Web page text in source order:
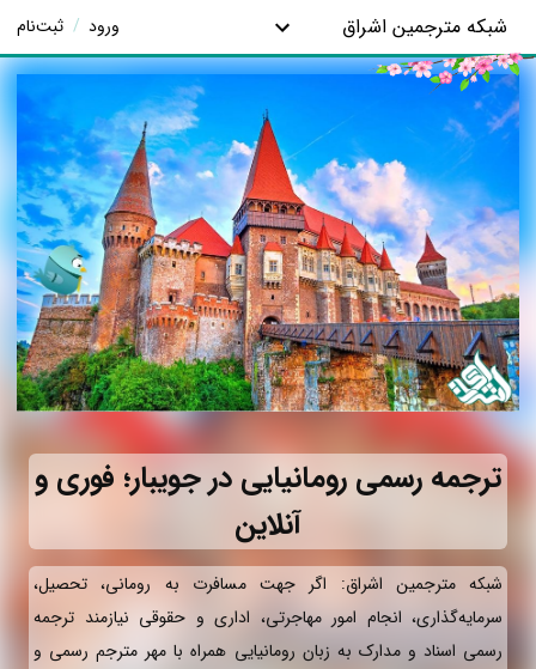
شبکه مترجمین اشراق ورود / ثبت‌نام
ترجمه رسمی رومانیایی در جویبار؛ فوری و
آنلاین
شبکه مترجمین اشراق: اگر جهت مسافرت به رومانی، تحصیل،
سرمایه‌گذاری، انجام امور مهاجرتی، اداری و حقوقی نیازمند ترجمه
رسمی اسناد و مدارک به زبان رومانیایی همراه با مهر مترجم رسمی و